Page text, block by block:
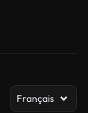
Français